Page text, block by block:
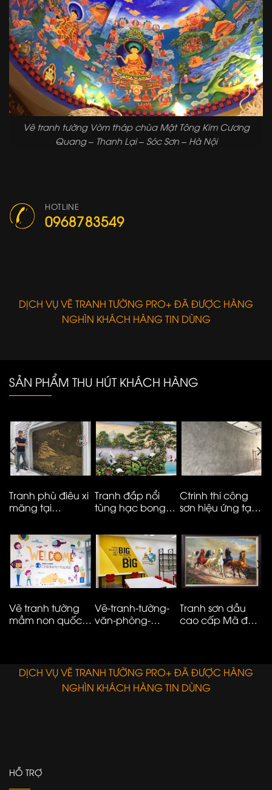
Vẽ tranh tường Vòm tháp chùa Mật Tông Kim Cương
Quang – Thanh Lại – Sóc Sơn – Hà Nội
HOTLINE
0968783549
DỊCH VỤ VẼ TRANH TƯỜNG PRO+ ĐÃ ĐƯỢC HÀNG
NGHÌN KHÁCH HÀNG TIN DÙNG
SẢN PHẨM THU HÚT KHÁCH HÀNG
Tranh phù điêu xi
măng tại
City
Tranh đắp nổi
tùng hạc bong
Ctrinh thi công
sơn hiệu ứng tại
Vẽ tranh tường
mầm non quốc
Vẽ-tranh-tường-
văn-phòng-
Tranh sơn dầu
cao cấp Mã đáo
DỊCH VỤ VẼ TRANH TƯỜNG PRO+ ĐÃ ĐƯỢC HÀNG
NGHÌN KHÁCH HÀNG TIN DÙNG
HỖ TRỢ